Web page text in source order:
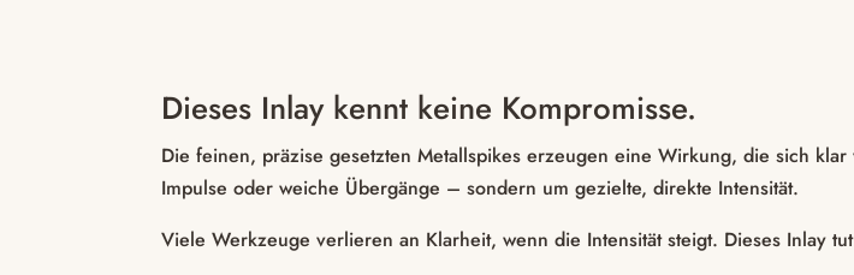
Dieses Inlay kennt keine Kompromisse.
Die feinen, präzise gesetzten Metallspikes erzeugen eine Wirkung, die sich
Impulse oder weiche Übergänge – sondern um gezielte, direkte Intensität.
Viele Werkzeuge verlieren an Klarheit, wenn die Intensität steigt. Dieses Inlay